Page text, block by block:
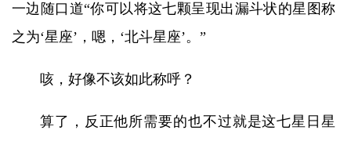
一边随口道“你可以将这七颗呈现出漏斗状的星图称
之为‘星座’，嗯，‘北斗星座’。”
咳，好像不该如此称呼？
算了，反正他所需要的也不过就是这七星日星